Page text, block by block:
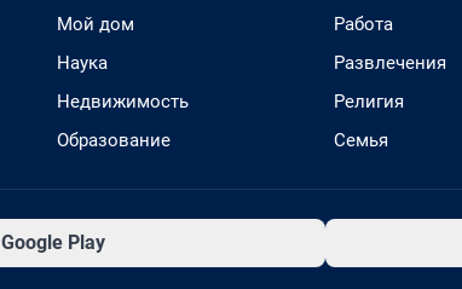
Мой дом
Наука
Недвижимость
Образование
Работа
Развлечения
Религия
Семья
Google Play